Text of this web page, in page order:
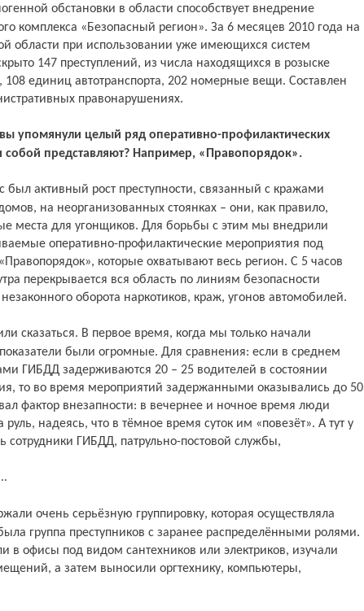
комплекса «Безопасный регион». За 6 месяцев 2010 года на
области при использовании уже имеющихся систем
147 преступлений, из числа находящихся в розыске
108 единиц автотранспорта, 202 номерные вещи. Составлен
правонарушениях.
собой представляют? Например, «Правопорядок».
на неорганизованных стоянках – они, как правило,
места для угонщиков. Для борьбы с этим мы внедрили
оперативно-профилактические мероприятия под
которые охватывают весь регион. С 5 часов
перекрывается вся область по линиям безопасности
оборота наркотиков, краж, угонов автомобилей.
показатели были огромные. Для сравнения: если в среднем
ГИБДД задерживаются 20 – 25 водителей в состоянии
то во время мероприятий задержанными оказывались до 50
фактор внезапности: в вечернее и ночное время люди
надеясь, что в тёмное время суток им «повезёт». А тут у
сотрудники ГИБДД, патрульно-постовой службы,
группа преступников с заранее распределёнными ролями.
в офисы под видом сантехников или электриков, изучали
а затем выносили оргтехнику, компьютеры,